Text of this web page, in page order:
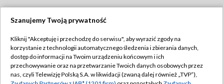
TVP
Abonament TVP
Emisja w TVP
Regulamin TVP
Szanujemy Twoją prywatność
Kliknij "Akceptuję i przechodzę do serwisu", aby wyrazić zgody na
korzystanie z technologii automatycznego śledzenia i zbierania danych,
dostęp do informacji na Twoim urządzeniu końcowym i ich
przechowywanie oraz na przetwarzanie Twoich danych osobowych przez
nas, czyli Telewizję Polską S.A. w likwidacji (zwaną dalej również „TVP”),